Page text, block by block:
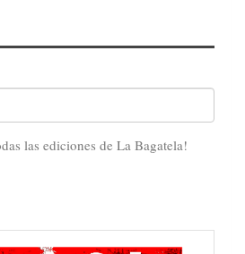
las ediciones de La Bagatela!